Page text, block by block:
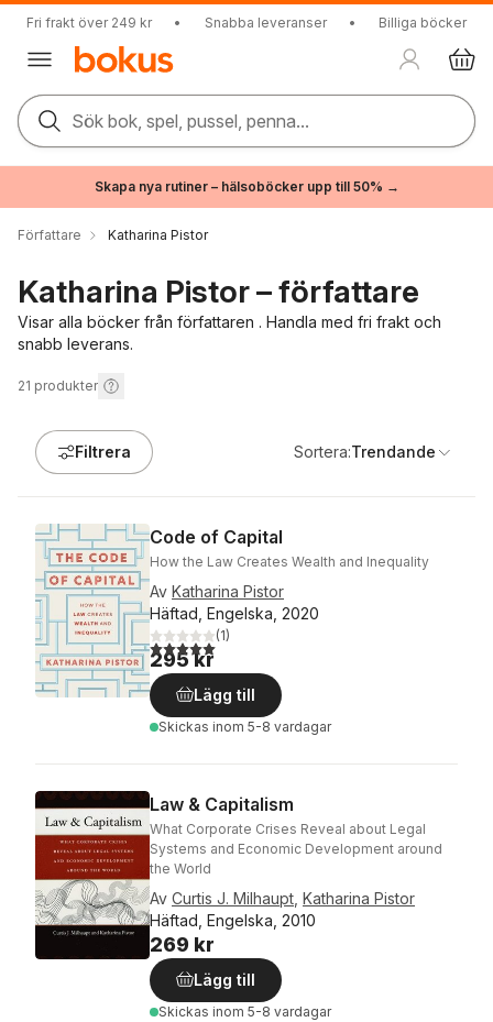
Fri frakt över 249 kr • Snabba leveranser • Billiga böcker
Sök bok, spel, pussel, penna...
Skapa nya rutiner – hälsoböcker upp till 50% →
Författare Katharina Pistor
Katharina Pistor – författare
Visar alla böcker från författaren . Handla med fri frakt och
snabb leverans.
21 produkter
Filtrera Sortera:Trendande
Code of Capital
How the Law Creates Wealth and Inequality
Av Katharina Pistor
Häftad, Engelska, 2020
5,0utav 5 stjärnor. Totalt antal röster:
(1)
295 kr
Lägg till
Skickas inom 5-8 vardagar
Law & Capitalism
What Corporate Crises Reveal about Legal
Systems and Economic Development around
the World
Av Curtis J. Milhaupt Katharina Pistor
Häftad, Engelska, 2010
269 kr
Lägg till
Skickas inom 5-8 vardagar